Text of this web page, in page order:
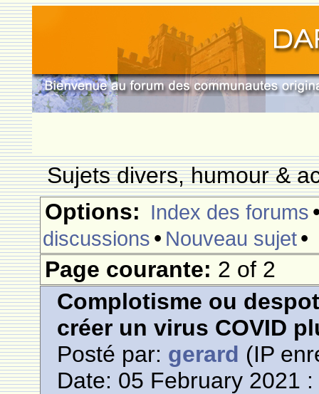
Sujets divers, humour &
Options: Index des forums
discussions • Nouveau sujet•
Page courante: 2 of 2
Complotisme ou
créer un virus COVID
Posté par: gerard (IP
Date: 05 February 2021